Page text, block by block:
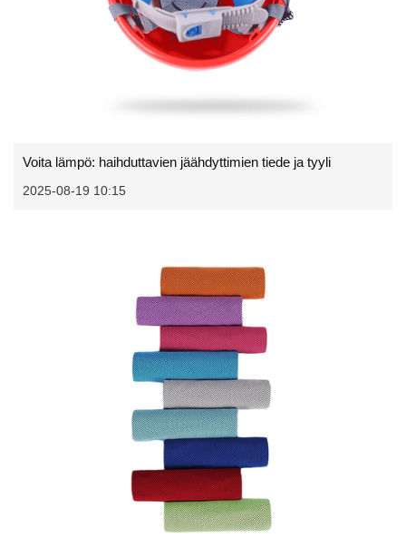
Voita lämpö: haihduttavien jäähdyttimien tiede ja tyyli
2025-08-19 10:15